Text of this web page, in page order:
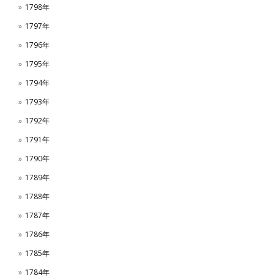
1798年
1797年
1796年
1795年
1794年
1793年
1792年
1791年
1790年
1789年
1788年
1787年
1786年
1785年
1784年